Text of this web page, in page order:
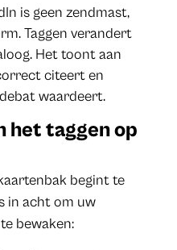
is geen zendmast,
Taggen verandert
Het toont aan
citeert en
waardeert.
het taggen op
begint te
in acht om uw
bewaken: